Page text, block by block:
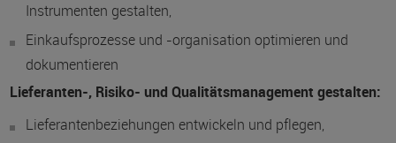
Instrumenten gestalten,
Einkaufsprozesse und -organisation optimieren und
dokumentieren
Lieferanten-, Risiko- und Qualitätsmanagement gestalten:
Lieferantenbeziehungen entwickeln und pflegen,